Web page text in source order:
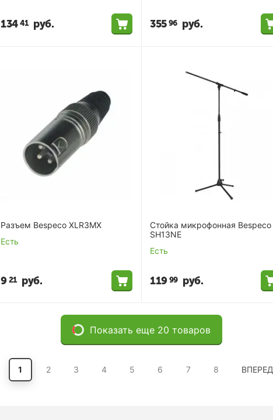
13441 руб. 35596 руб.
Разъем Bespeco XLR3MX
Есть
9 21 руб.
Стойка микрофонная Bespeco
SH13NE
Есть
11999 руб.
Показать еще 20 товаров
1 2 3 4 5 6 7 8 ВПЕРЕД